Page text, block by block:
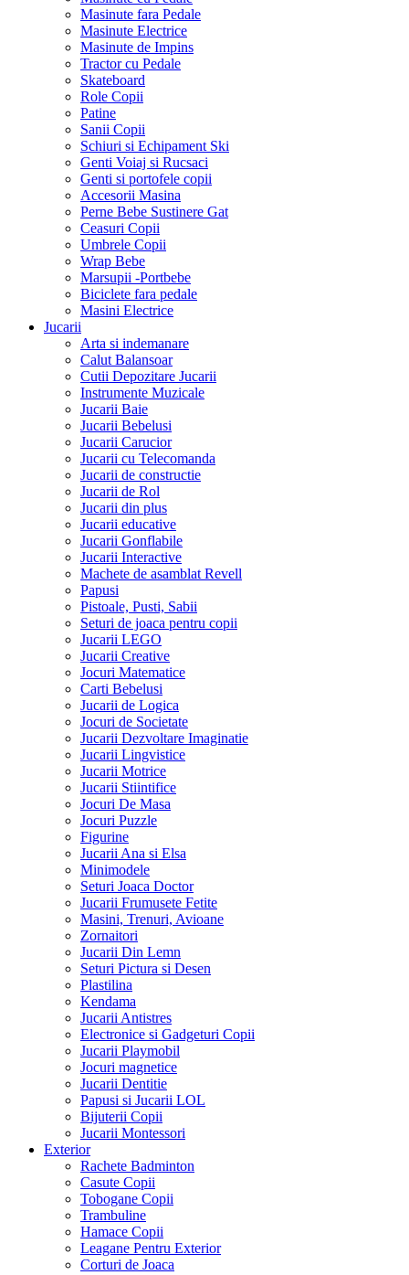
Masinute fara Pedale
Masinute Electrice
Masinute de Impins
Tractor cu Pedale
Skateboard
Role Copii
Patine
Sanii Copii
Schiuri si Echipament Ski
Genti Voiaj si Rucsaci
Genti si portofele copii
Accesorii Masina
Perne Bebe Sustinere Gat
Ceasuri Copii
Umbrele Copii
Wrap Bebe
Marsupii -Portbebe
Biciclete fara pedale
Masini Electrice
Jucarii
Arta si indemanare
Calut Balansoar
Cutii Depozitare Jucarii
Instrumente Muzicale
Jucarii Baie
Jucarii Bebelusi
Jucarii Carucior
Jucarii cu Telecomanda
Jucarii de constructie
Jucarii de Rol
Jucarii din plus
Jucarii educative
Jucarii Gonflabile
Jucarii Interactive
Machete de asamblat Revell
Papusi
Pistoale, Pusti, Sabii
Seturi de joaca pentru copii
Jucarii LEGO
Jucarii Creative
Jocuri Matematice
Carti Bebelusi
Jucarii de Logica
Jocuri de Societate
Jucarii Dezvoltare Imaginatie
Jucarii Lingvistice
Jucarii Motrice
Jucarii Stiintifice
Jocuri De Masa
Jocuri Puzzle
Figurine
Jucarii Ana si Elsa
Minimodele
Seturi Joaca Doctor
Jucarii Frumusete Fetite
Masini, Trenuri, Avioane
Zornaitori
Jucarii Din Lemn
Seturi Pictura si Desen
Plastilina
Kendama
Jucarii Antistres
Electronice si Gadgeturi Copii
Jucarii Playmobil
Jocuri magnetice
Jucarii Dentitie
Papusi si Jucarii LOL
Bijuterii Copii
Jucarii Montessori
Exterior
Rachete Badminton
Casute Copii
Tobogane Copii
Trambuline
Hamace Copii
Leagane Pentru Exterior
Corturi de Joaca